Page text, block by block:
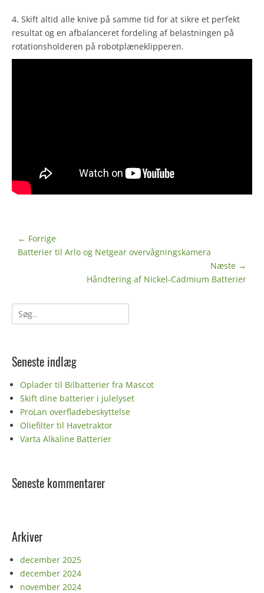
4. Skift altid alle knive på samme tid for at sikre et perfekt
resultat og en afbalanceret fordeling af belastningen på
rotationsholderen på robotplæneklipperen.
Indlægsnavigation
← Forrige
Forrige
Batterier til Arlo og Netgear overvågningskamera
Næste →
Håndtering af Nickel-Cadmium Batterier
Søg
efter:
Seneste indlæg
Oplader til Bilbatterier fra Mascot
Skift dine batterier i julelyset
ProLan overfladebeskyttelse
Oliefilter til Havetraktor
Varta Alkaline Batterier
Seneste kommentarer
Arkiver
december 2025
december 2024
november 2024